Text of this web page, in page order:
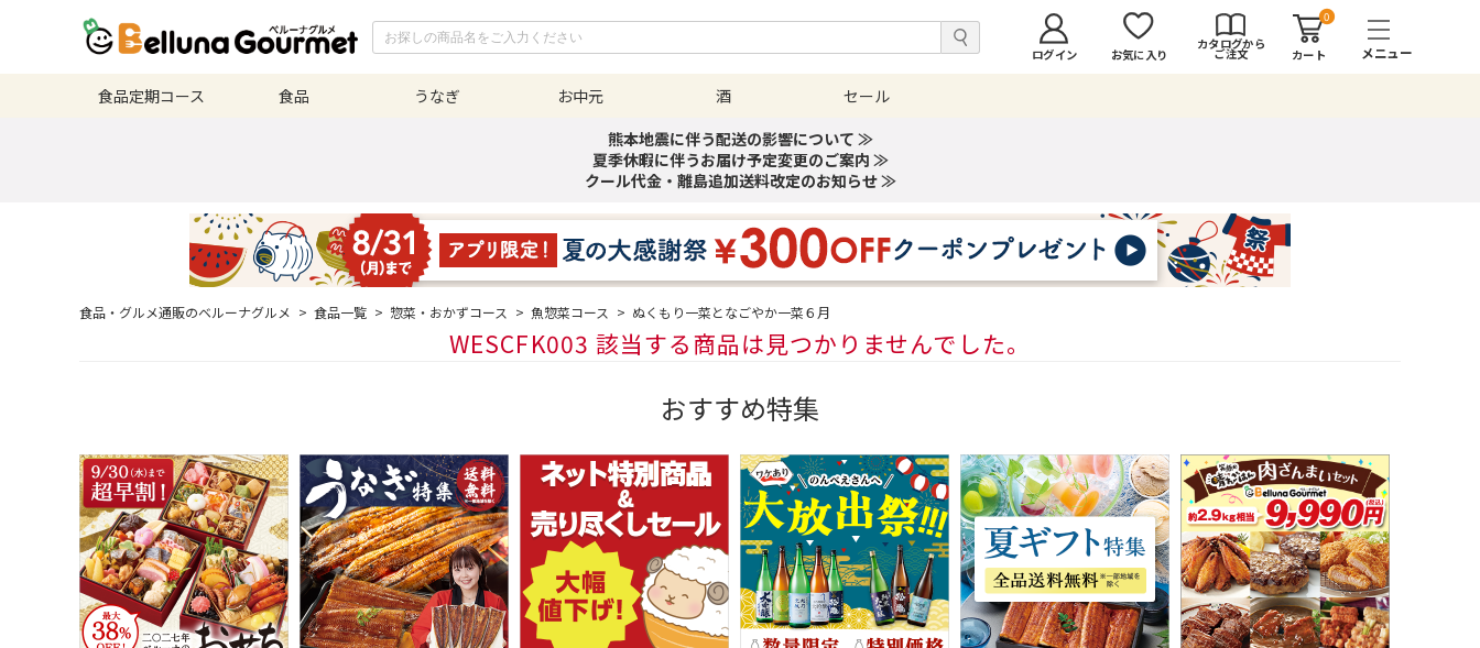
ログイン お気に入り
カタログから
ご注文
0
カート
食品定期コース 食品 うなぎ お中元 酒
セール
熊本地震に伴う配送の影響について ≫
夏季休暇に伴うお届け予定変更のご案内 ≫
クール代金・離島追加送料改定のお知らせ ≫
食品・グルメ通販のベルーナグルメ > 食品一覧 > 惣菜・おかずコース > 魚惣菜コース > ぬくもり一菜となごやか一菜６月
WESCFK003 該当する商品は見つかりませんでした。
おすすめ特集